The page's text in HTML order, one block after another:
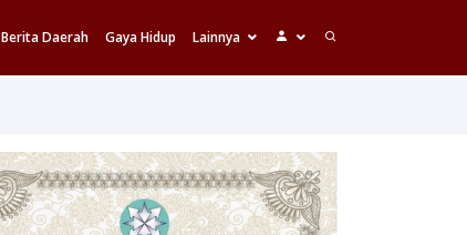
Berita Daerah Gaya Hidup Lainnya